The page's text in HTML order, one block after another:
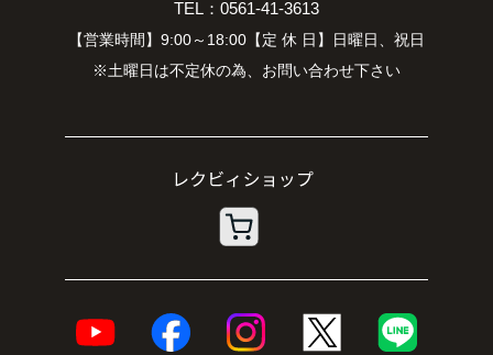
TEL：0561-41-3613
【営業時間】9:00～18:00【定 休 日】日曜日、祝日
※土曜日は不定休の為、お問い合わせ下さい